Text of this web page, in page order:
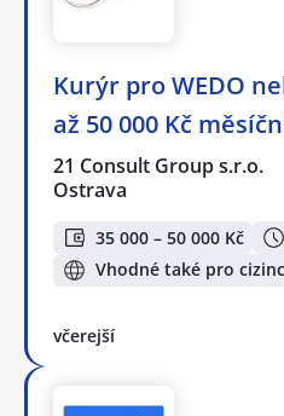
Kurýr pro WEDO
až 50 000 Kč
21 Consult Group s.r.o.
Ostrava
35 000 – 50 000 Kč
Vhodné také pro
včerejší